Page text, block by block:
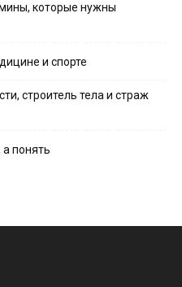
которые нужны
и спорте
строитель тела и страж
а понять